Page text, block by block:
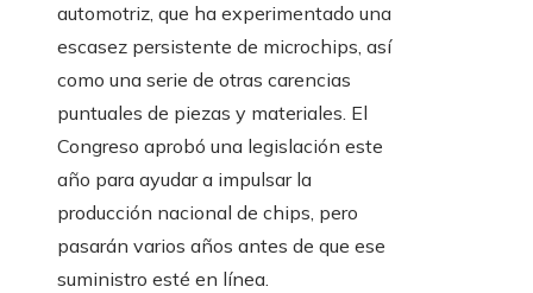
automotriz, que ha experimentado una
escasez persistente de microchips, así
como una serie de otras carencias
puntuales de piezas y materiales. El
Congreso aprobó una legislación este
año para ayudar a impulsar la
producción nacional de chips, pero
pasarán varios años antes de que ese
suministro esté en línea.